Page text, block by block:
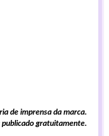
de imprensa da marca.
publicado gratuitamente.